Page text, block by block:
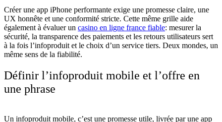
Créer une app iPhone performante exige une promesse claire, une
UX honnête et une conformité stricte. Cette même grille aide
également à évaluer un casino en ligne france fiable: mesurer la
sécurité, la transparence des paiements et les retours utilisateurs sert
à la fois l’infoproduit et le choix d’un service tiers. Deux mondes, un
même sens de la fiabilité.
Définir l’infoproduit mobile et l’offre en
une phrase
Un infoproduit mobile, c’est une promesse utile, livrée par une app